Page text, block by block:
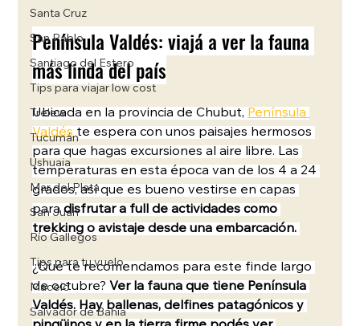
Santa Cruz
San Pablo
Santiago del Estero
Tips para viajar low cost
Trelew
Tucumán
Ushuaia
Mar del Plata
San Juan
Río Gallegos
Tips para tu vuelo
Maceió
Salvador de Bahía
Península Valdés: viajá a ver la fauna
más linda del país
Ubicada en la provincia de Chubut, Península
Valdés te espera con unos paisajes hermosos
para que hagas excursiones al aire libre. Las
temperaturas en esta época van de los 4 a 24
grados, así que es bueno vestirse en capas
para disfrutar a full de actividades como
trekking o avistaje desde una embarcación.
¿Qué te recomendamos para este finde largo
de octubre? Ver la fauna que tiene Península
Valdés. Hay ballenas, delfines patagónicos y